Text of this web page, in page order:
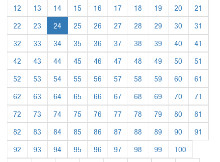
12
13 14 15 16 17 18 19 20
21
22
23 24 25 26 27 28 29 30
31
32
33 34 35 36 37 38 39 40
41
42
43 44 45 46 47 48 49 50
51
52
53 54 55 56 57 58 59 60
61
62
63 64 65 66 67 68 69 70
71
72
73 74 75 76 77 78 79 80
81
82
83 84 85 86 87 88 89 90
91
92
93 94 95 96 97 98 99
100